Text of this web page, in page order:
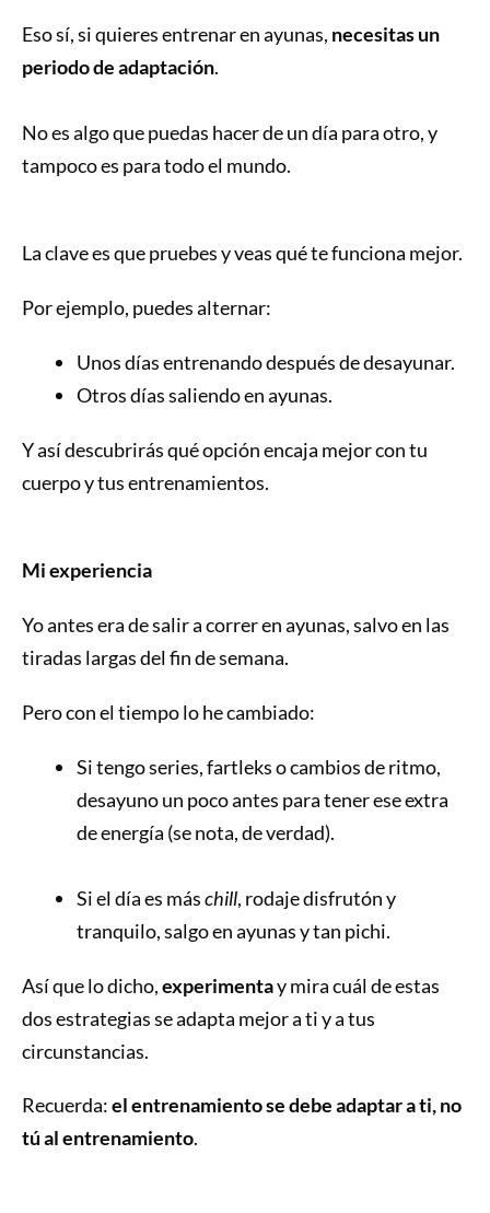
Eso sí, si quieres entrenar en ayunas, necesitas un
periodo de adaptación.
No es algo que puedas hacer de un día para otro, y
tampoco es para todo el mundo.
La clave es que pruebes y veas qué te funciona mejor.
Por ejemplo, puedes alternar:
Unos días entrenando después de desayunar.
Otros días saliendo en ayunas.
Y así descubrirás qué opción encaja mejor con tu
cuerpo y tus entrenamientos.
Mi experiencia
Yo antes era de salir a correr en ayunas, salvo en las
tiradas largas del fin de semana.
Pero con el tiempo lo he cambiado:
Si tengo series, fartleks o cambios de ritmo,
desayuno un poco antes para tener ese extra
de energía (se nota, de verdad).
Si el día es máschill, rodaje disfrutón y
tranquilo, salgo en ayunas y tan pichi.
Así que lo dicho,experimentay mira cuál de estas
dos estrategias se adapta mejor a ti y a tus
circunstancias.
Recuerda:el entrenamiento se debe adaptar a ti, no
tú al entrenamiento.